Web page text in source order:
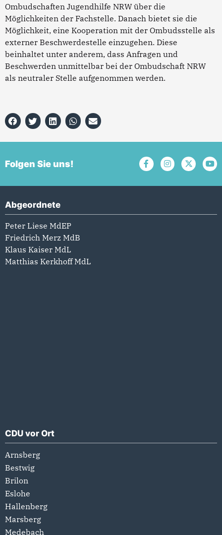
Ombudschaften Jugendhilfe NRW über die
Möglichkeiten der Fachstelle. Danach bietet sie die
Möglichkeit, eine Kooperation mit der Ombudsstelle als
externer Beschwerdestelle einzugehen. Diese
beinhaltet unter anderem, dass Anfragen und
Beschwerden unmittelbar bei der Ombudschaft NRW
als neutraler Stelle aufgenommen werden.
Folgen Sie uns!
Abgeordnete
Peter Liese MdEP
Friedrich Merz MdB
Klaus Kaiser MdL
Matthias Kerkhoff MdL
CDU vor Ort
Arnsberg
Bestwig
Brilon
Eslohe
Hallenberg
Marsberg
Medebach